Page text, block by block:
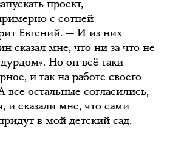
проект,
с сотней
Евгений. — И из них
сказал мне, что ни за что не
Но он всё-таки
и так на работе своего
все остальные согласились,
и сказали мне, что сами
в мой детский сад.